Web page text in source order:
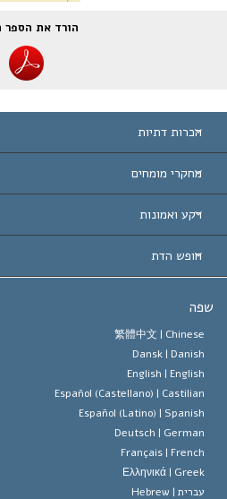
הורד את הספר הלבן
הכרות דתיות
הברית
עולמיות
מחקרי מומחים
לפי קטגוריה
המובילים בעולם
רקע ואמונות
האברד
האמונה של ארגון הסיינטולוגיה
הסיינטולוג
מיסקביג'
חופש הדת
של זכויות האדם הבינלאומיות
על דת
繁體中文 |
Dansk |
English |
Español (Castellano) |
Español (Latino) |
Deutsch |
Français |
Ελληνικά |
|
Hebrew